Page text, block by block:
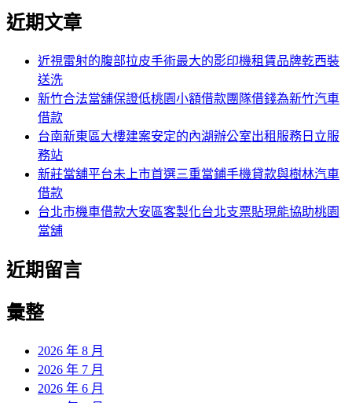
近期文章
近視雷射的腹部拉皮手術最大的影印機租賃品牌乾西裝
送洗
新竹合法當舖保證低桃園小額借款團隊借錢為新竹汽車
借款
台南新東區大樓建案安定的內湖辦公室出租服務日立服
務站
新莊當舖平台未上市首選三重當鋪手機貸款與樹林汽車
借款
台北市機車借款大安區客製化台北支票貼現能協助桃園
當舖
近期留言
彙整
2026 年 8 月
2026 年 7 月
2026 年 6 月